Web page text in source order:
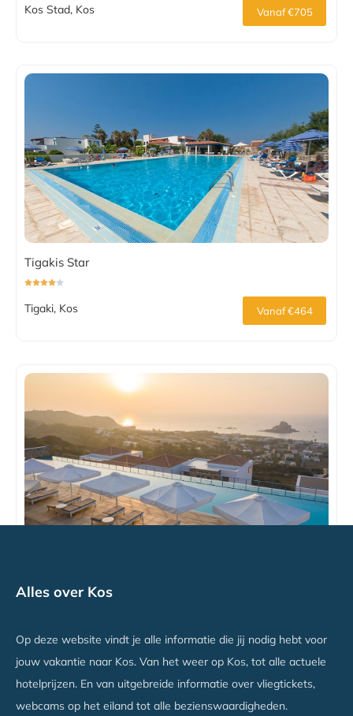
Kos Stad, Kos Vanaf €705
Tigakis Star
Tigaki, Kos Vanaf €464
Alles over Kos
Op deze website vindt je alle informatie die jij nodig hebt voor
jouw vakantie naar Kos. Van het weer op Kos, tot alle actuele
hotelprijzen. En van uitgebreide informatie over vliegtickets,
webcams op het eiland tot alle bezienswaardigheden.